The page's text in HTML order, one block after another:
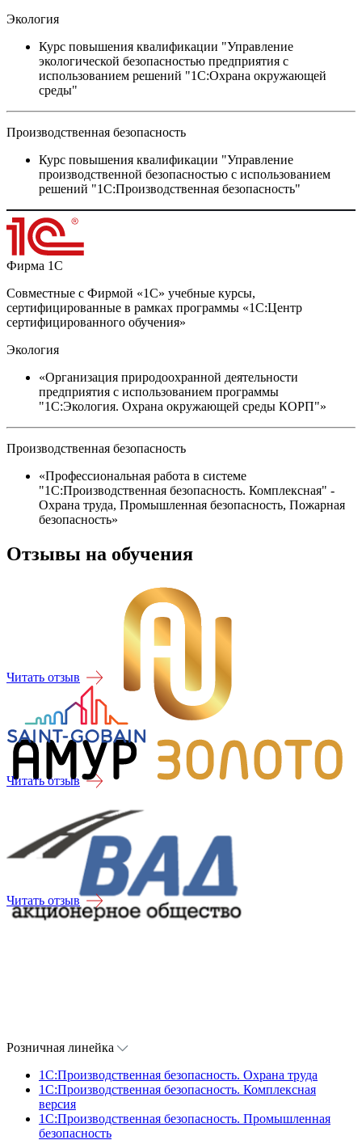
Экология
Курс повышения квалификации "Управление
экологической безопасностью предприятия с
использованием решений "1С:Охрана окружающей
среды"
Производственная безопасность
Курс повышения квалификации "Управление
производственной безопасностью с использованием
решений "1С:Производственная безопасность"
Фирма 1С
Совместные с Фирмой «1С» учебные курсы,
сертифицированные в рамках программы «1С:Центр
сертифицированного обучения»
Экология
«Организация природоохранной деятельности
предприятия с использованием программы
"1С:Экология. Охрана окружающей среды КОРП"»
Производственная безопасность
«Профессиональная работа в системе
"1С:Производственная безопасность. Комплексная" -
Охрана труда, Промышленная безопасность, Пожарная
безопасность»
Отзывы на обучения
Читать отзыв
Читать отзыв
Читать отзыв
Розничная линейка
1C:Производственная безопасность. Охрана труда
1C:Производственная безопасность. Комплексная
версия
1C:Производственная безопасность. Промышленная
безопасность